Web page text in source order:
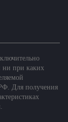
ни при каких
Для получения